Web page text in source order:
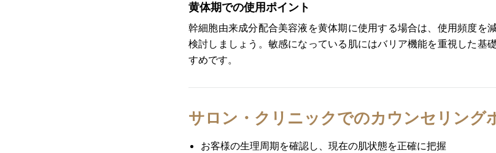
黄体期での使用ポイント
幹細胞由来成分配合美容液を黄体期に使用する場合は、使用頻度を
検討しましょう。敏感になっている肌にはバリア機能を重視した基
すめです。
サロン・クリニックでのカウンセリング
お客様の生理周期を確認し、現在の肌状態を正確に把握